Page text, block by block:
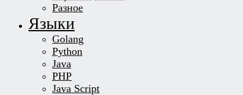
Разное
Языки
Golang
Python
Java
PHP
Java Script